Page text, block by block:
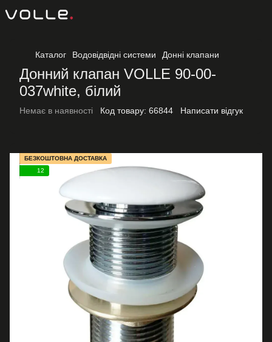
Каталог Водовідвідні системи Донні клапани
Донний клапан VOLLE 90-00-
037white, білий
Немає в наявності Код товару: 66844 Написати відгук
БЕЗКОШТОВНА ДОСТАВКА
12